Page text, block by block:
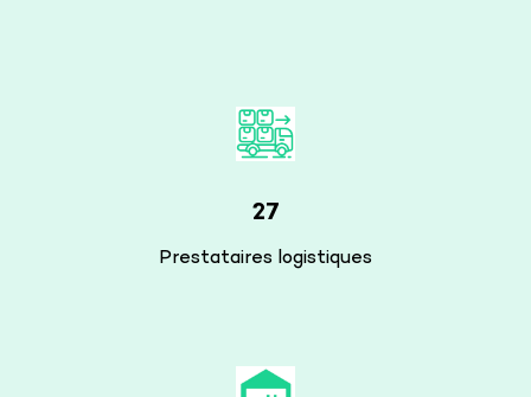
27
Prestataires logistiques